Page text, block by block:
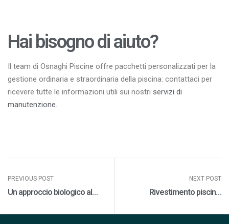
Hai bisogno di aiuto?
Il team di Osnaghi Piscine offre pacchetti personalizzati per la
gestione ordinaria e straordinaria della piscina: contattaci per
ricevere tutte le informazioni utili sui nostri servizi di
manutenzione.
PREVIOUS POST
Un approccio biologico al
piscina
NEXT POST
Rivestimento piscina:
membrana Alkorplan